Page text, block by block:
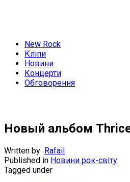
New Rock
Кліпи
Новини
Концерти
Обговорення
Новый альбом
Written by Rafail
Published in Новини рок-світу
Tagged under